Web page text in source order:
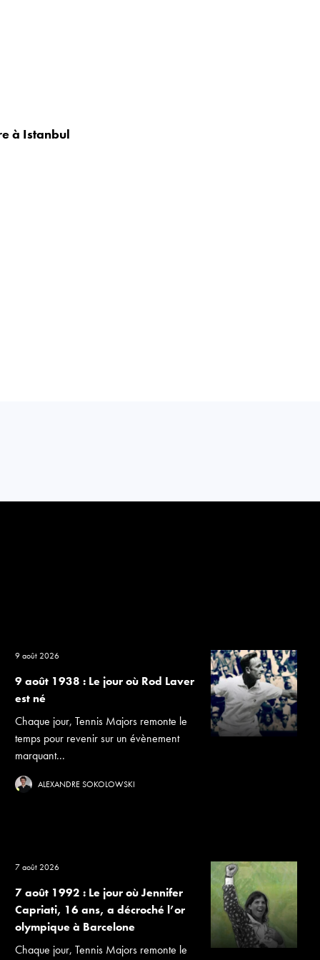
à Istanbul
9 août 2026
9 août 1938 : Le jour où Rod Laver
est né
Chaque jour, Tennis Majors remonte le
temps pour revenir sur un évènement
marquant...
ALEXANDRE SOKOLOWSKI
7 août 2026
7 août 1992 : Le jour où Jennifer
Capriati, 16 ans, a décroché l’or
olympique à Barcelone
Chaque jour, Tennis Majors remonte le